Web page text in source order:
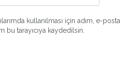
kullanılması için adım, e-posta
bu tarayıcıya kaydedilsin.